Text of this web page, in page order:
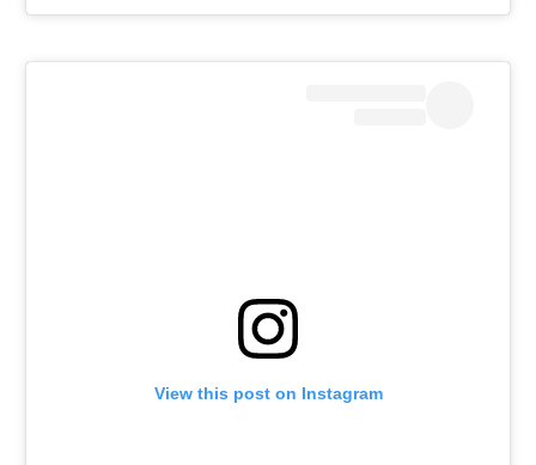
View this post on Instagram